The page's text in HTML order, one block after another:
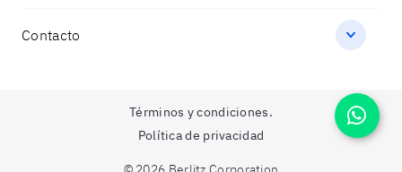
Contacto
Términos y condiciones.
Política de privacidad